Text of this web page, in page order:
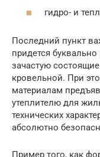
гидро- и
Последний пункт
придется
зачастую
кровельной. При
материалам
утеплителю для
технических
абсолютно
Пример того, как